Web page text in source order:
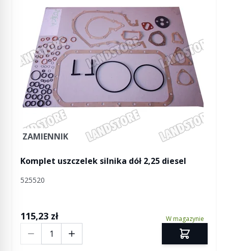
ZAMIENNIK
Komplet uszczelek silnika dół 2,25 diesel
525520
115,23 zł W magazynie